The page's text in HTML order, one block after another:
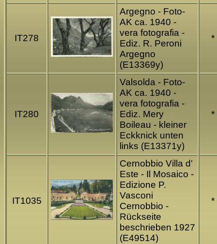
IT278
Argegno - Foto-
AK ca. 1940 -
vera fotografia -
Ediz. R. Peroni
Argegno
(E13369y)
*
IT280
Valsolda - Foto-
AK ca. 1940 -
vera fotografia -
Ediz. Mery
Boileau - kleiner
Eckknick unten
links (E13371y)
*
IT1035
Cernobbio Villa d'
Este - Il Mosaico -
Edizione P.
Vasconi
Cernobbio -
Rückseite
beschrieben 1927
(E49514)
*